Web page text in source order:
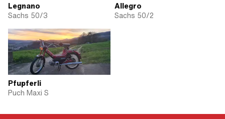
Legnano
Sachs 50/3
Allegro
Sachs 50/2
Pfupferli
Puch Maxi S